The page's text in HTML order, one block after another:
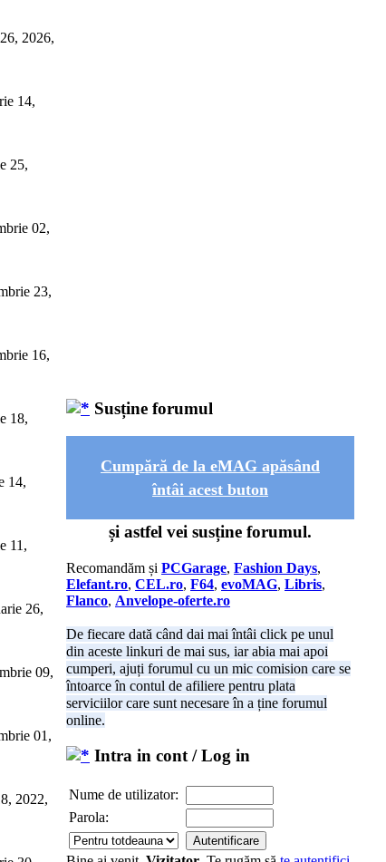
2026,
14,
25,
02,
23,
16,
18,
14,
11,
26,
09,
01,
2022,
Susține forumul
Cumpără de la eMAG apăsând
întâi acest buton
și astfel vei susține forumul.
Recomandăm și PCGarage, Fashion Days,
Elefant.ro, CEL.ro, F64, evoMAG, Libris,
Flanco, Anvelope-oferte.ro
De fiecare dată când dai mai întâi click pe unul
din aceste linkuri de mai sus, iar abia mai apoi
cumperi, ajuți forumul cu un mic comision care se
întoarce în contul de afiliere pentru plata
serviciilor care sunt necesare în a ține forumul
online.
Intra in cont / Log in
Nume de utilizator:
Parola: